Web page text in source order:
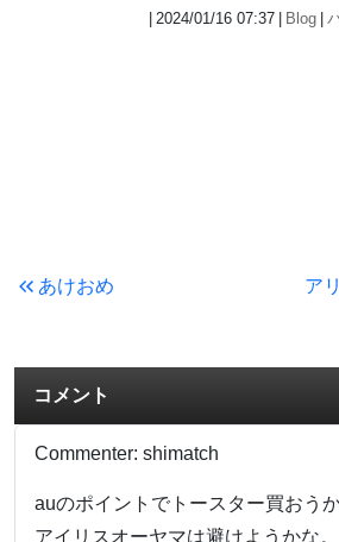
2024/01/16 07:37 Blog
あけおめ ア
コメント
Commenter: shimatch
auのポイントでトースター買おう
アイリスオーヤマは避けようかな。